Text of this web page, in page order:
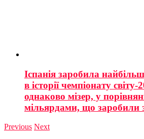
Іспанія заробила
в історії чемпіонату
однаково мізер, у
мільярдами, що
Previous Next